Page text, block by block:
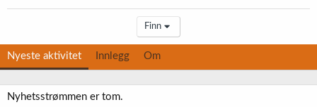
Finn
Nyeste aktivitet Innlegg Om
Nyhetsstrømmen er tom.